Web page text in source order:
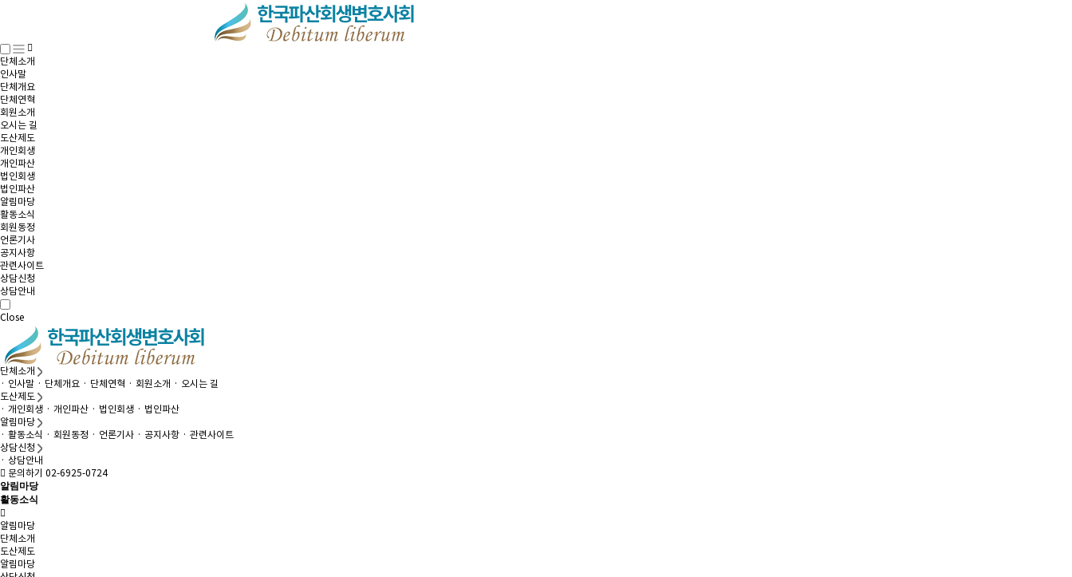
단체소개
인사말
단체개요
단체연혁
회원소개
오시는 길
도산제도
개인회생
개인파산
법인회생
법인파산
알림마당
활동소식
회원동정
언론기사
공지사항
관련사이트
상담신청
상담안내
Close
단체소개
· 인사말 · 단체개요 · 단체연혁 · 회원소개 · 오시는 길
도산제도
· 개인회생 · 개인파산 · 법인회생 · 법인파산
알림마당
· 활동소식 · 회원동정 · 언론기사 · 공지사항 · 관련사이트
상담신청
· 상담안내
문의하기 02-6925-0724
알림마당
활동소식
알림마당
단체소개
도산제도
알림마당